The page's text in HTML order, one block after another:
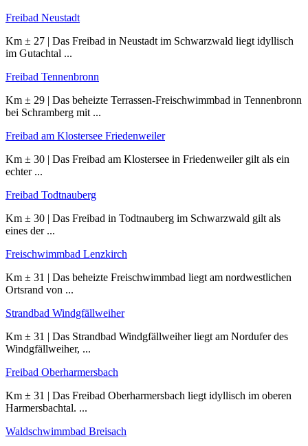
Freibad Neustadt
Km ± 27 | Das Freibad in Neustadt im Schwarzwald liegt idyllisch
im Gutachtal ...
Freibad Tennenbronn
Km ± 29 | Das beheizte Terrassen-Freischwimmbad in Tennenbronn
bei Schramberg mit ...
Freibad am Klostersee Friedenweiler
Km ± 30 | Das Freibad am Klostersee in Friedenweiler gilt als ein
echter ...
Freibad Todtnauberg
Km ± 30 | Das Freibad in Todtnauberg im Schwarzwald gilt als
eines der ...
Freischwimmbad Lenzkirch
Km ± 31 | Das beheizte Freischwimmbad liegt am nordwestlichen
Ortsrand von ...
Strandbad Windgfällweiher
Km ± 31 | Das Strandbad Windgfällweiher liegt am Nordufer des
Windgfällweiher, ...
Freibad Oberharmersbach
Km ± 31 | Das Freibad Oberharmersbach liegt idyllisch im oberen
Harmersbachtal. ...
Waldschwimmbad Breisach